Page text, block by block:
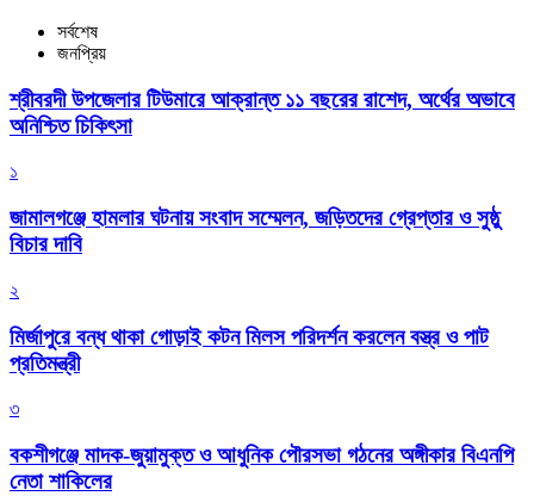
সর্বশেষ
জনপ্রিয়
শ্রীবরদী উপজেলার টিউমারে আক্রান্ত ১১ বছরের রাশেদ, অর্থের অভাবে
অনিশ্চিত চিকিৎসা
১
জামালগঞ্জে হামলার ঘটনায় সংবাদ সম্মেলন, জড়িতদের গ্রেপ্তার ও সুষ্ঠু
বিচার দাবি
২
মির্জাপুরে বন্ধ থাকা গোড়াই কটন মিলস পরিদর্শন করলেন বস্ত্র ও পাট
প্রতিমন্ত্রী
৩
বকশীগঞ্জে মাদক-জুয়ামুক্ত ও আধুনিক পৌরসভা গঠনের অঙ্গীকার বিএনপি
নেতা শাকিলের